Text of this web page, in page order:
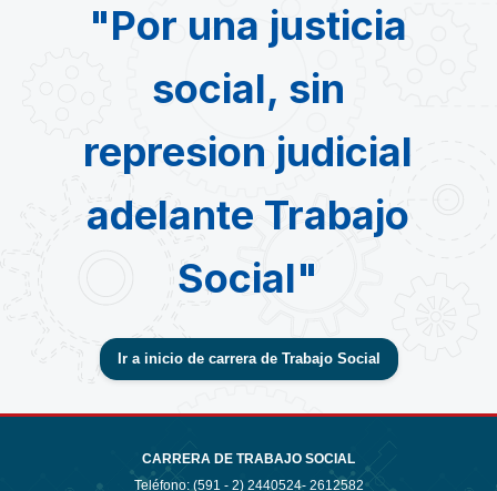
"Por una justicia
social, sin
represion judicial
adelante Trabajo
Social"
Ir a inicio de carrera de Trabajo Social
CARRERA DE TRABAJO SOCIAL
Teléfono: (591 - 2) 2440524- 2612582